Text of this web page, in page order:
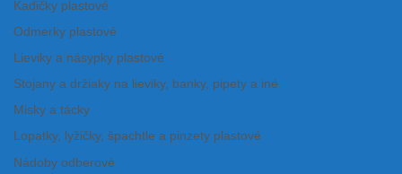
Kadičky plastové
Odmerky plastové
Lieviky a násypky plastové
Stojany a držiaky na lieviky, banky, pipety a iné
Misky a tácky
Lopatky, lyžičky, špachtle a pinzety plastové
Nádoby odberové